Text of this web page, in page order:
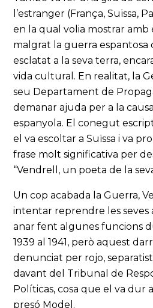
l’estranger (França, Suïssa,
en la qual volia mostrar amb
malgrat la guerra espantosa
esclatat a la seva terra,
vida cultural. En realitat, la
seu Departament de
demanar ajuda per a la
espanyola. El conegut
el va escoltar a Suïssa i va
frase molt significativa per
“Vendrell, un poeta de la
Un cop acabada la Guerra,
intentar reprendre les seves
anar fent algunes funcions
1939 al 1941, però aquest
denunciat per rojo,
davant del Tribunal de
Políticas, cosa que el va dur
presó Model.